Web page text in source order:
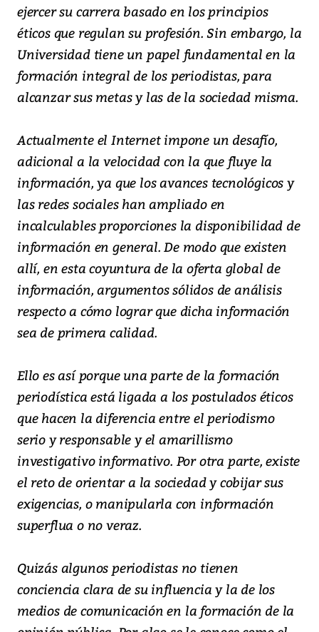
ejercer su carrera basado en los principios
éticos que regulan su profesión. Sin embargo, la
Universidad tiene un papel fundamental en la
formación integral de los periodistas, para
alcanzar sus metas y las de la sociedad misma.
Actualmente el Internet impone un desafío,
adicional a la velocidad con la que fluye la
información, ya que los avances tecnológicos y
las redes sociales han ampliado en
incalculables proporciones la disponibilidad de
información en general. De modo que existen
allí, en esta coyuntura de la oferta global de
información, argumentos sólidos de análisis
respecto a cómo lograr que dicha información
sea de primera calidad.
Ello es así porque una parte de la formación
periodística está ligada a los postulados éticos
que hacen la diferencia entre el periodismo
serio y responsable y el amarillismo
investigativo informativo. Por otra parte, existe
el reto de orientar a la sociedad y cobijar sus
exigencias, o manipularla con información
superflua o no veraz.
Quizás algunos periodistas no tienen
conciencia clara de su influencia y la de los
medios de comunicación en la formación de la